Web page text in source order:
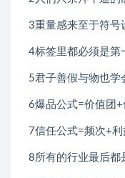
3重量感来至于符号
4标签里都必须是第
5君子善假与物也学
6爆品公式=价值团+
7信任公式=频次+利
8所有的行业最后都